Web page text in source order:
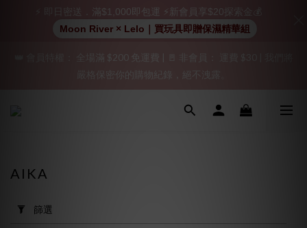
「保密出貨」（無店鋪資訊、一般紙箱）、隱私保護、加密付款、
加入會員即享$20購物金  訂單商品好評再享$15購物金
👑 會員特權： 全場滿 $200 免運費 | 🚪 非會員： 運費 $30 | 我們將
「保密出貨」（無店鋪資訊、一般紙箱）、隱私保護、加密付款、
用
AIKA
篩選
⚡ 即日密送．滿$1,000即包運 ⚡新會員享$20探索金💰
Moon River × Lelo｜買玩具即贈保濕精華組